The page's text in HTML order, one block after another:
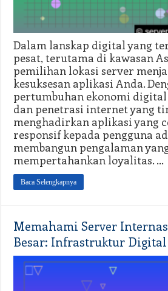
Dalam lanskap digital yang
pesat, terutama di kawasan
pemilihan lokasi server
kesuksesan aplikasi Anda.
pertumbuhan ekonomi
dan penetrasi internet yang
menghadirkan aplikasi yang
responsif kepada pengguna
membangun pengalaman
mempertahankan loyalitas. …
Baca Selengkapnya
Memahami Server
Besar: Infrastruktur Digital